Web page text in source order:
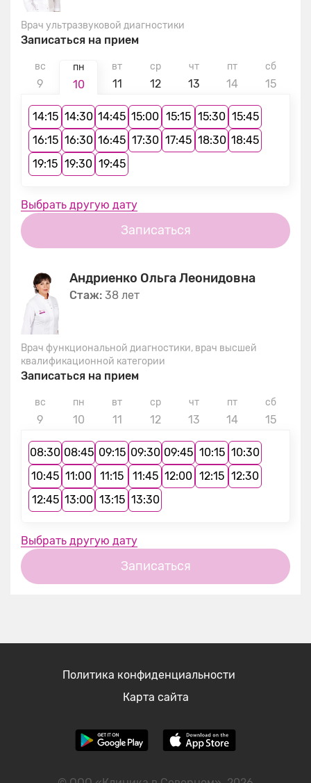
Врач ультразвуковой диагностики
Записаться на прием
вс
9
пн
10
вт
11
ср
12
чт
13
пт
14
сб
15
14:15 14:30 14:45 15:00 15:15 15:30 15:45
16:15 16:30 16:45 17:30 17:45 18:30 18:45
19:15 19:30 19:45
Выбрать другую дату
Записаться
Андриенко Ольга Леонидовна
Стаж: 38 лет
Врач функциональной диагностики, врач высшей
квалификационной категории
Записаться на прием
вс
9
пн
10
вт
11
ср
12
чт
13
пт
14
сб
15
08:30 08:45 09:15 09:30 09:45 10:15 10:30
10:45 11:00 11:15 11:45 12:00 12:15 12:30
12:45 13:00 13:15 13:30
Выбрать другую дату
Записаться
Политика конфиденциальности
Карта сайта